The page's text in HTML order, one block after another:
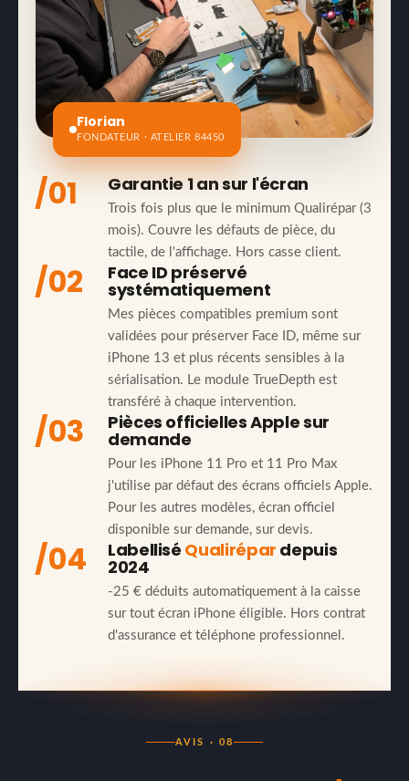
Florian
FONDATEUR · ATELIER 84450
/01 Garantie 1 an sur l'écran
Trois fois plus que le minimum Qualirépar (3
mois). Couvre les défauts de pièce, du
tactile, de l'affichage. Hors casse client.
/02 Face ID préservé
systématiquement
Mes pièces compatibles premium sont
validées pour préserver Face ID, même sur
iPhone 13 et plus récents sensibles à la
sérialisation. Le module TrueDepth est
transféré à chaque intervention.
/03 Pièces officielles Apple sur
demande
Pour les iPhone 11 Pro et 11 Pro Max
j'utilise par défaut des écrans officiels Apple.
Pour les autres modèles, écran officiel
disponible sur demande, sur devis.
/04 Labellisé Qualirépar depuis
2024
-25 € déduits automatiquement à la caisse
sur tout écran iPhone éligible. Hors contrat
d'assurance et téléphone professionnel.
AVIS · 08